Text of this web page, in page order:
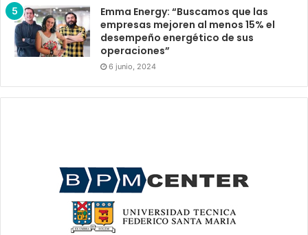
Emma Energy: “Buscamos que las
empresas mejoren al menos 15% el
desempeño energético de sus
operaciones”
6 junio, 2024